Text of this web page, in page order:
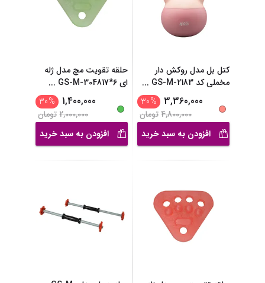
کتل بل مدل روکش دار
مخملی کد GS-M-2183
...
3,360,000
%
30
4,800,000تومان
افزودن به سبد خرید
حلقه تقویت مچ مدل ژله
ای GS-M-304817*6
...
1,400,000
%
30
2,000,000تومان
افزودن به سبد خرید